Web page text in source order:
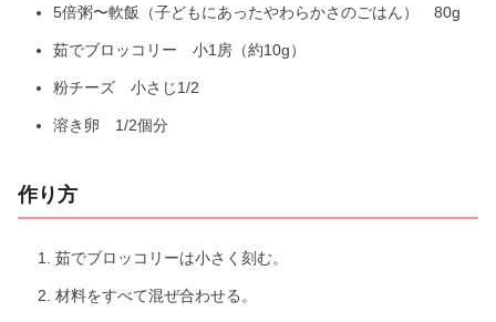
5倍粥〜軟飯（子どもにあったやわらかさのごはん） 80g
茹でブロッコリー 小1房（約10g）
粉チーズ 小さじ1/2
溶き卵 1/2個分
作り方
茹でブロッコリーは小さく刻む。
材料をすべて混ぜ合わせる。